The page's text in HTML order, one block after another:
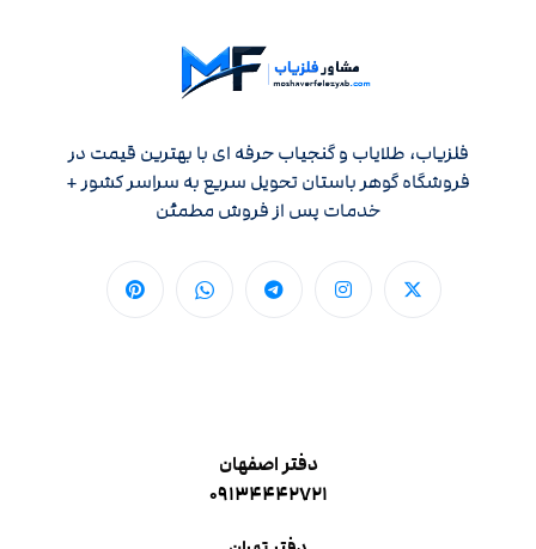
فلزیاب، طلایاب و گنجیاب حرفه ای با بهترین قیمت در
فروشگاه گوهر باستان تحویل سریع به سراسر کشور +
خدمات پس از فروش مطمئن
دفتر اصفهان
۰۹۱۳۴۴۴۲۷۲۱